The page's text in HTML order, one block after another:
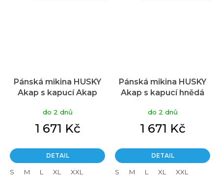
Pánská mikina HUSKY
Akap s kapucí Akap
do 2 dnů
1 671 Kč
DETAIL
S M L XL XXL
Pánská mikina HUSKY
Akap s kapucí hnědá
do 2 dnů
1 671 Kč
DETAIL
S M L XL XXL